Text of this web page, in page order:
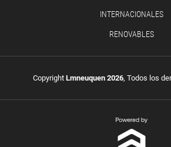
INTERNACIONALES
RENOVABLES
Copyright Lmneuquen 2026, Todos los